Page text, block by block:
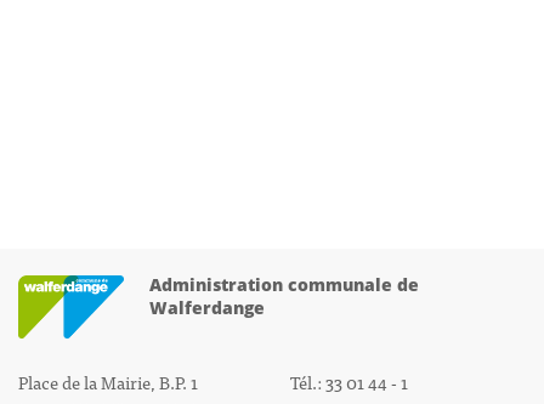
Administration communale de
Walferdange
Place de la Mairie, B.P. 1
Tél.: 33 01 44 - 1